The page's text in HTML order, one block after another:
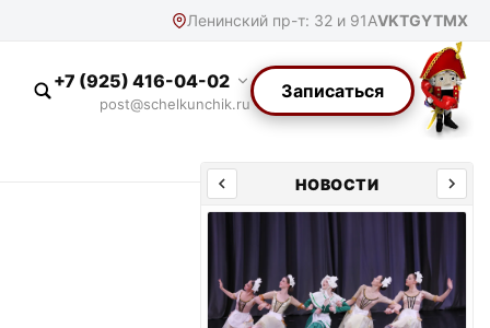
Ленинский пр-т: 32 и 91АVKTGYTMX
+7 (925) 416-04-02
post@schelkunchik.ru
Записаться
НОВОСТИ